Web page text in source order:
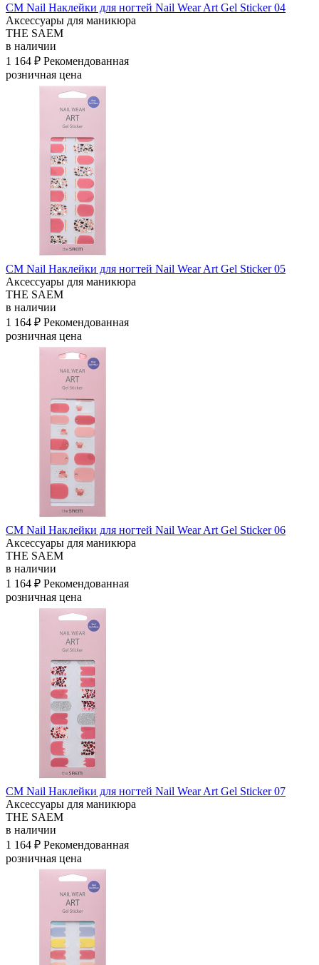
СМ Nail Наклейки для ногтей Nail Wear Art Gel Sticker 04
Аксессуары для маникюра
THE SAEM
в наличии
1 164 ₽ Рекомендованная
розничная цена
СМ Nail Наклейки для ногтей Nail Wear Art Gel Sticker 05
Аксессуары для маникюра
THE SAEM
в наличии
1 164 ₽ Рекомендованная
розничная цена
СМ Nail Наклейки для ногтей Nail Wear Art Gel Sticker 06
Аксессуары для маникюра
THE SAEM
в наличии
1 164 ₽ Рекомендованная
розничная цена
СМ Nail Наклейки для ногтей Nail Wear Art Gel Sticker 07
Аксессуары для маникюра
THE SAEM
в наличии
1 164 ₽ Рекомендованная
розничная цена